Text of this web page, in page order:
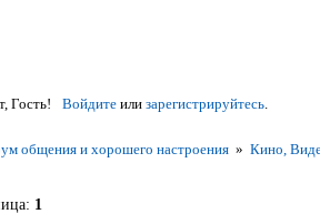
Гость! Войдитеили зарегистрируйтесь.
общения и хорошего настроения » Кино,
1